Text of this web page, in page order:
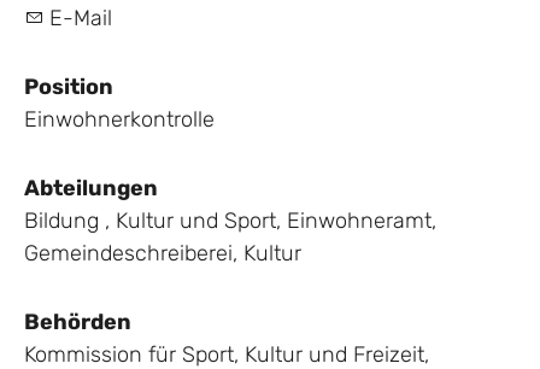
E-Mail
Position
Einwohnerkontrolle
Abteilungen
Bildung , Kultur und Sport, Einwohneramt,
Gemeindeschreiberei, Kultur
Behörden
Kommission für Sport, Kultur und Freizeit,